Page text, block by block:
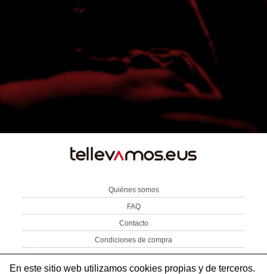
Quiénes somos
FAQ
Contacto
Condiciones de compra
Aviso Legal